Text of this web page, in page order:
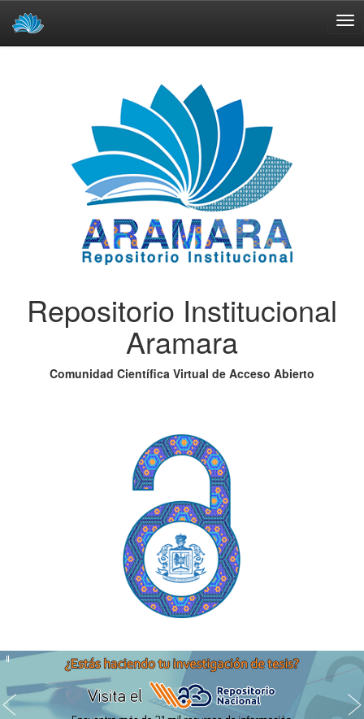
Repositorio Institucional
Aramara
Comunidad Científica Virtual de Acceso Abierto